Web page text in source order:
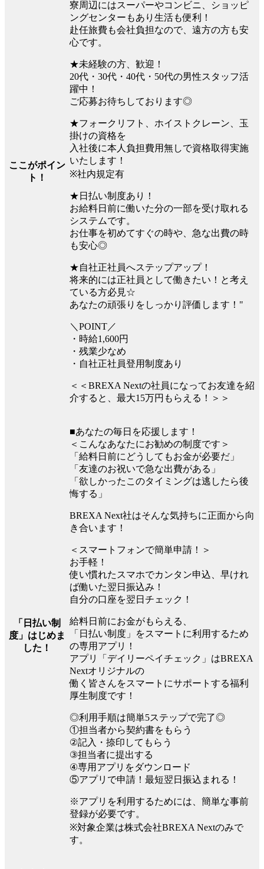
ここがポイン
ト！
寮周辺にはスーパーやコンビニ、ショッピ
ングセンターもあり生活も便利！
赴任旅費も会社負担なので、遠方の方も安
心です。
★未経験の方、歓迎！
20代・30代・40代・50代の男性スタッフ活
躍中！
ご応募お待ちしております◎
★フォークリフト、ホイストクレーン、玉
掛けの資格を
入社後に本人負担費用無しで資格取得実施
いたします！
※社内規定有
★日払い制度あり！
お給料日前に働いた分の一部を受け取れる
システムです。
お仕事を初めてすぐの時や、急な出費の時
も安心◎
★自社正社員へステップアップ！
将来的には正社員として働きたい！と考え
ている方必見☆
あなたの頑張りをしっかり評価します！"
＼POINT／
・時給1,600円
・残業少なめ
・自社正社員登用制度あり
＜＜BREXA Nextの社員になってお友達を紹
介すると、最大15万円もらえる！＞＞
「日払い制
度」はじめま
した！
■あなたの毎日を応援します！
＜こんなあなたにお勧めの制度です＞
「給料日前にどうしてもお金が必要だ」
「友達のお祝いで急な出費がある」
「欲しかったこのタイミングは逃したら後
悔する」
BREXA Next社はそんな気持ちに正面から向
き合います！
＜スマートフォンで簡単申請！＞
お手軽！
使い慣れたスマホでカンタン申込、早けれ
ば働いた翌日振込み！
自分の口座を翌日チェック！
給料日前にお金がもらえる、
「日払い制度」をスマートに利用するため
の専用アプリ！
アプリ「デイリーペイチェック」はBREXA
Nextオリジナルの
働く皆さんをスマートにサポートする福利
厚生制度です！
◎利用手順は簡単5ステップで完了◎
①担当者から契約書をもらう
②記入・捺印してもらう
③担当者に提出する
④専用アプリをダウンロード
⑤アプリで申請！最短翌日振込まれる！
※アプリを利用するためには、簡単な事前
登録が必要です。
※対象企業は株式会社BREXA Nextのみで
す。